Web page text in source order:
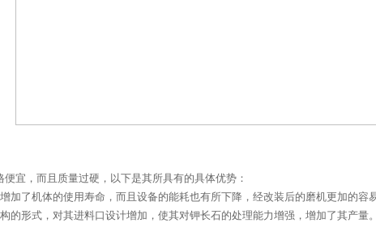
宜，而且质量过硬，以下是其所具有的具体优势：
加了机体的使用寿命，而且设备的能耗也有所下降，经改装后的磨机更加的容易
形式，对其进料口设计增加，使其对钾长石的处理能力增强，增加了其产量。